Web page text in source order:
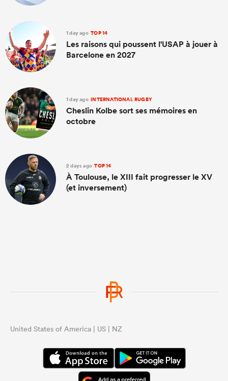
1 day ago TOP 14
Les raisons qui poussent l'USAP à jouer à
Barcelone en 2027
1 day ago INTERNATIONAL RUGBY
Cheslin Kolbe sort ses mémoires en
octobre
2 days ago TOP 14
À Toulouse, le XIII fait progresser le XV
(et inversement)
United States of America | US | NZ